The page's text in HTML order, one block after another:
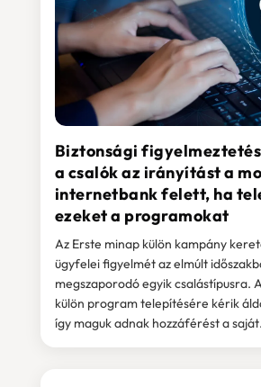
Biztonsági
a csalók az irányítást a
internetbank felett, ha
ezeket a programokat
Az Erste minap külön kampány
ügyfelei figyelmét az elmúlt
megszaporodó egyik csalástípusra.
külön program telepítésére kérik
így maguk adnak hozzáférést a